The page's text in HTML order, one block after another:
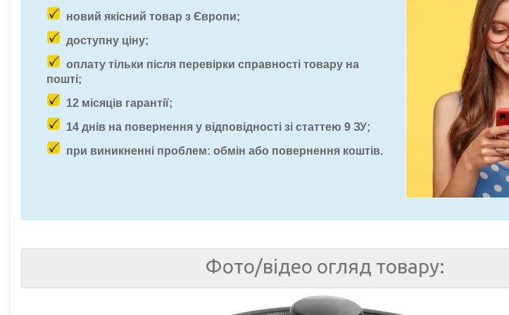
новий якісний товар з Європи;
доступну ціну;
оплату тільки після перевірки справності товару на
пошті;
12 місяців гарантії;
14 днів на повернення у відповідності зі статтею 9 ЗУ;
при виникненні проблем: обмін або повернення коштів.
Фото/відео огляд товару: